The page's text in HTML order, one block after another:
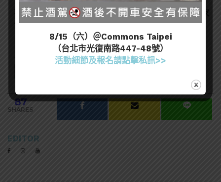
喜歡我們的內容嗎？在此訂閱電子報，掌握最新酒聞和獨家
會員優惠吧！
87
SHARES
EDITOR
8/15（六）＠Commons Taipei
（台北市光復南路447-48號）
活動細節及報名請點擊私訊>>